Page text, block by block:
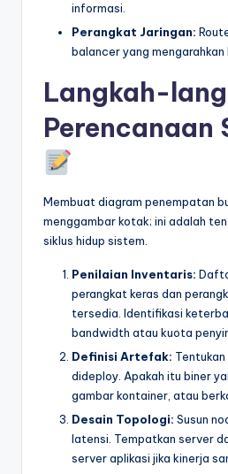
informasi.
Perangkat Jaringan:
balancer yang
Langkah-
Perencanaan
Membuat diagram penempatan
menggambar kotak; ini adalah
siklus hidup sistem.
Penilaian Inventaris:
perangkat keras dan
tersedia. Identifikasi
bandwidth atau kuota
Definisi Artefak:
dideploy. Apakah itu biner
gambar kontainer, atau
Desain Topologi: Susun
latensi. Tempatkan server
server aplikasi jika kinerja